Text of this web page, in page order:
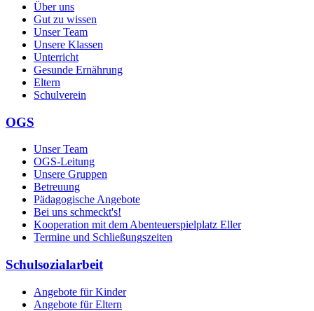
Über uns
Gut zu wissen
Unser Team
Unsere Klassen
Unterricht
Gesunde Ernährung
Eltern
Schulverein
OGS
Unser Team
OGS-Leitung
Unsere Gruppen
Betreuung
Pädagogische Angebote
Bei uns schmeckt's!
Kooperation mit dem Abenteuerspielplatz Eller
Termine und Schließungszeiten
Schulsozialarbeit
Angebote für Kinder
Angebote für Eltern